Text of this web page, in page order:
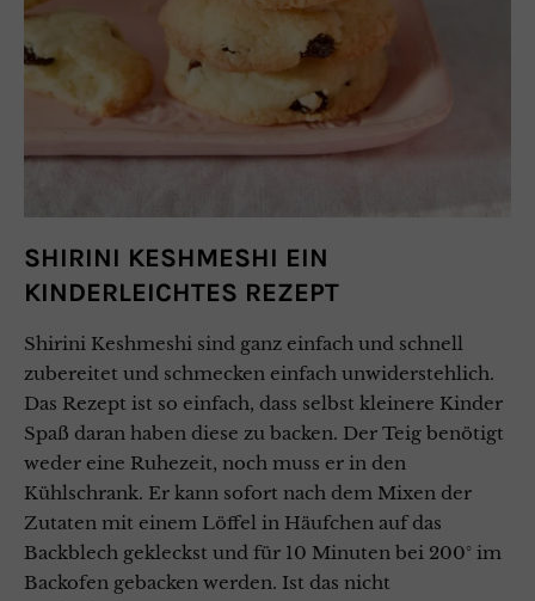
SHIRINI KESHMESHI EIN
KINDERLEICHTES REZEPT
Shirini Keshmeshi sind ganz einfach und schnell
zubereitet und schmecken einfach unwiderstehlich.
Das Rezept ist so einfach, dass selbst kleinere Kinder
Spaß daran haben diese zu backen. Der Teig benötigt
weder eine Ruhezeit, noch muss er in den
Kühlschrank. Er kann sofort nach dem Mixen der
Zutaten mit einem Löffel in Häufchen auf das
Backblech gekleckst und für 10 Minuten bei 200° im
Backofen gebacken werden. Ist das nicht